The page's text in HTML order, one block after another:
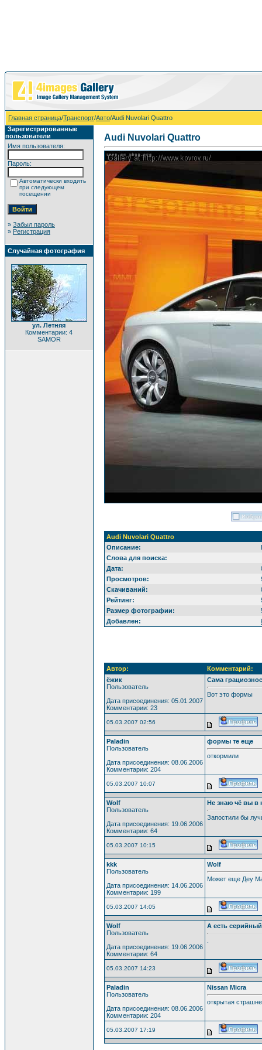
Главная страница/Транспорт/Авто/Audi Nuvolari Quattro
Зарегистрированные
пользователи
Имя пользователя:
Пароль:
Автоматически входить
при следующем
посещении
» Забыл пароль
» Регистрация
Случайная фотография
ул. Летняя
Комментарии: 4
SAMOR
Audi Nuvolari Quattro
Audi Nuvolari Quattro
Описание:
Слова для поиска:
Дата:
Просмотров:
Скачиваний:
Рейтинг:
Размер фотографии:
Добавлен:
Автор:
Комментарий:
ёжик
Пользователь
Дата присоединения: 05.01.2007
Комментарии: 23
Сама
Вот это формы
05.03.2007 02:56
Paladin
Пользователь
Дата присоединения: 08.06.2006
Комментарии: 204
формы те еще
откормили
05.03.2007 10:07
Wolf
Пользователь
Дата присоединения: 19.06.2006
Комментарии: 64
Не знаю чё вы в
Запостили бы
05.03.2007 10:15
kkk
Пользователь
Дата присоединения: 14.06.2006
Комментарии: 199
Wolf
Может еще Деу
05.03.2007 14:05
Wolf
Пользователь
Дата присоединения: 19.06.2006
Комментарии: 64
А есть
05.03.2007 14:23
Paladin
Пользователь
Дата присоединения: 08.06.2006
Комментарии: 204
Nissan Micra
открытая
05.03.2007 17:19